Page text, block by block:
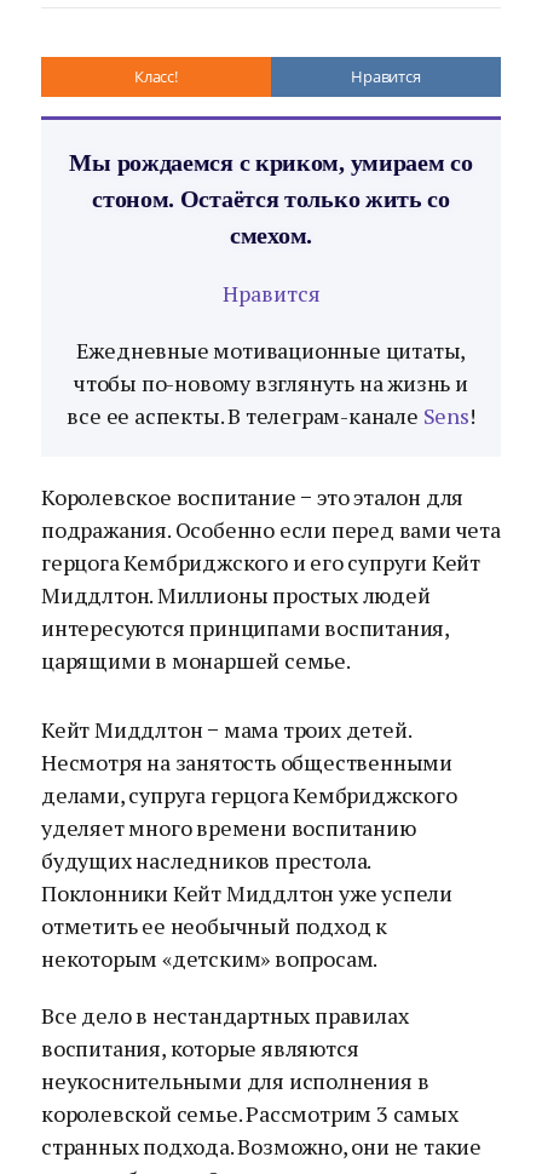
Класс! Нравится
Мы рождаемся с криком, умираем со
стоном. Остаётся только жить со
смехом.
Нравится
Ежедневные мотивационные цитаты,
чтобы по-новому взглянуть на жизнь и
все ее аспекты. В телеграм-канале Sens!
Королевское воспитание − это эталон для
подражания. Особенно если перед вами чета
герцога Кембриджского и его супруги Кейт
Миддлтон. Миллионы простых людей
интересуются принципами воспитания,
царящими в монаршей семье.
Кейт Миддлтон − мама троих детей.
Несмотря на занятость общественными
делами, супруга герцога Кембриджского
уделяет много времени воспитанию
будущих наследников престола.
Поклонники Кейт Миддлтон уже успели
отметить ее необычный подход к
некоторым «детским» вопросам.
Все дело в нестандартных правилах
воспитания, которые являются
неукоснительными для исполнения в
королевской семье. Рассмотрим 3 самых
странных подхода. Возможно, они не такие